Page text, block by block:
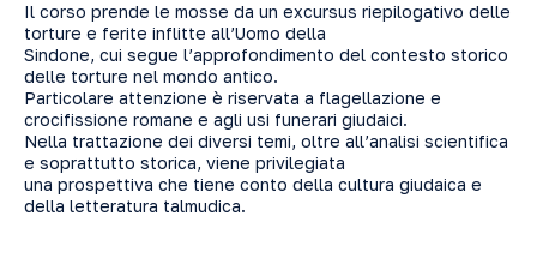
Il corso prende le mosse da un excursus riepilogativo delle
torture e ferite inflitte all’Uomo della
Sindone, cui segue l’approfondimento del contesto storico
delle torture nel mondo antico.
Particolare attenzione è riservata a flagellazione e
crocifissione romane e agli usi funerari giudaici.
Nella trattazione dei diversi temi, oltre all’analisi scientifica
e soprattutto storica, viene privilegiata
una prospettiva che tiene conto della cultura giudaica e
della letteratura talmudica.